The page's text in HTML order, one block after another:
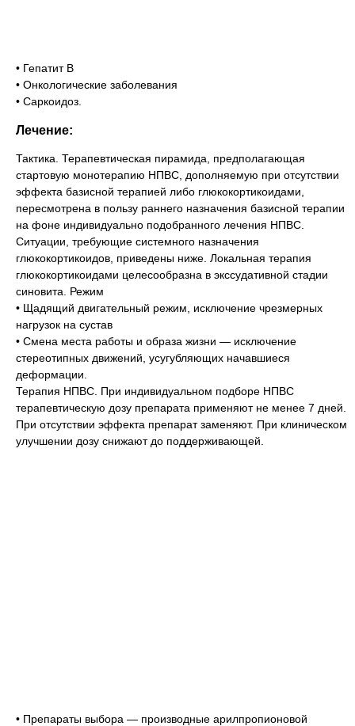
• Гепатит В
• Онкологические заболевания
• Саркоидоз.
Лечение:
Тактика. Терапевтическая пирамида, предполагающая
стартовую монотерапию НПВС, дополняемую при отсутствии
эффекта базисной терапией либо глюкокортикоидами,
пересмотрена в пользу раннего назначения базисной терапии
на фоне индивидуально подобранного лечения НПВС.
Ситуации, требующие системного назначения
глюкокортикоидов, приведены ниже. Локальная терапия
глюкокортикоидами целесообразна в экссудативной стадии
синовита. Режим
• Щадящий двигательный режим, исключение чрезмерных
нагрузок на сустав
• Смена места работы и образа жизни — исключение
стереотипных движений, усугубляющих начавшиеся
деформации.
Терапия НПВС. При индивидуальном подборе НПВС
терапевтическую дозу препарата применяют не менее 7 дней.
При отсутствии эффекта препарат заменяют. При клиническом
улучшении дозу снижают до поддерживающей.
• Препараты выбора — производные арилпропионовой